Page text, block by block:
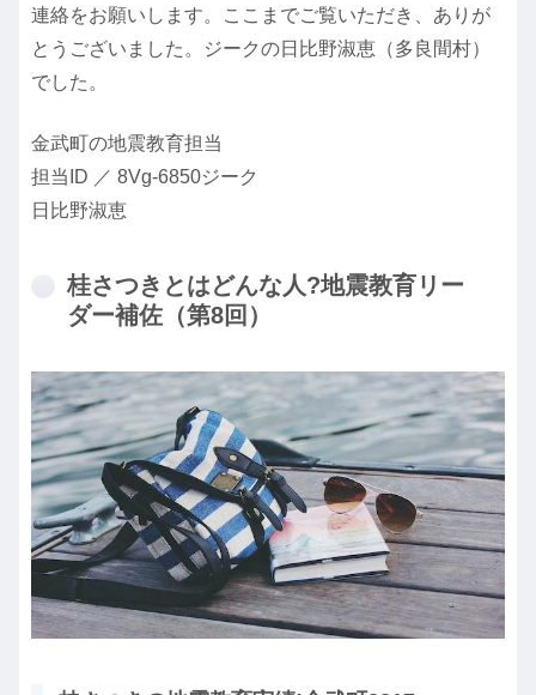
連絡をお願いします。ここまでご覧いただき、ありが
とうございました。ジークの日比野淑恵（多良間村）
でした。
金武町の地震教育担当
担当ID ／ 8Vg-6850ジーク
日比野淑恵
桂さつきとはどんな人?地震教育リー
ダー補佐（第8回）